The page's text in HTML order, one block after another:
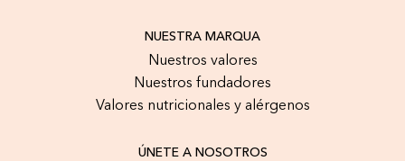
NUESTRA MARQUA
Nuestros valores
Nuestros fundadores
Valores nutricionales y alérgenos
ÚNETE A NOSOTROS